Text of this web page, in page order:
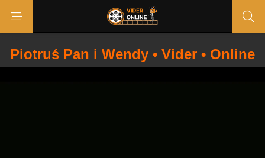
Piotruś Pan i Wendy • Vider • Online